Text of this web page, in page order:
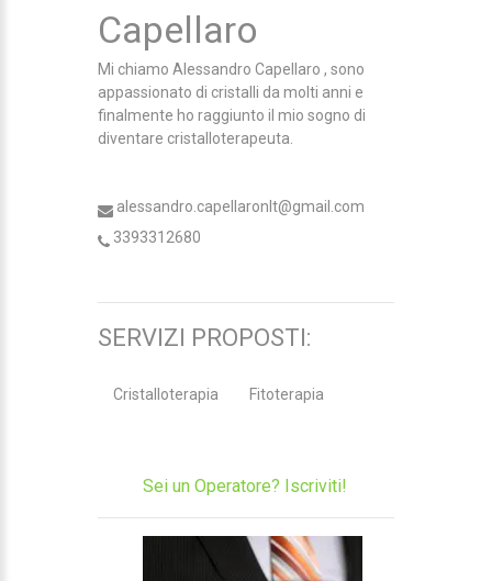
Capellaro
Mi chiamo Alessandro Capellaro , sono
appassionato di cristalli da molti anni e
finalmente ho raggiunto il mio sogno di
diventare cristalloterapeuta.
alessandro.capellaronlt@gmail.com
3393312680
SERVIZI PROPOSTI:
Cristalloterapia Fitoterapia
Sei un Operatore? Iscriviti!